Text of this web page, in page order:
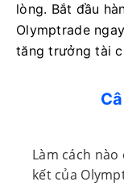
lòng. Bắt đầu
Olymptrade
tăng trưởng tài
Làm cách
kết của